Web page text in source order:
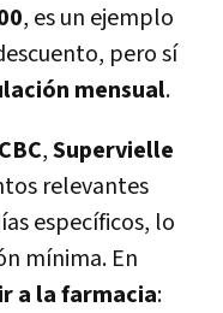
, es un ejemplo
pero sí
mensual.
,Supervielle
relevantes
específicos, lo
mínima. En
a la farmacia: